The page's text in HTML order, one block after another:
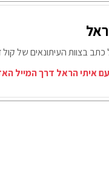
כתב בצוות העיתונאים של קול
איתי הראל דרך המייל